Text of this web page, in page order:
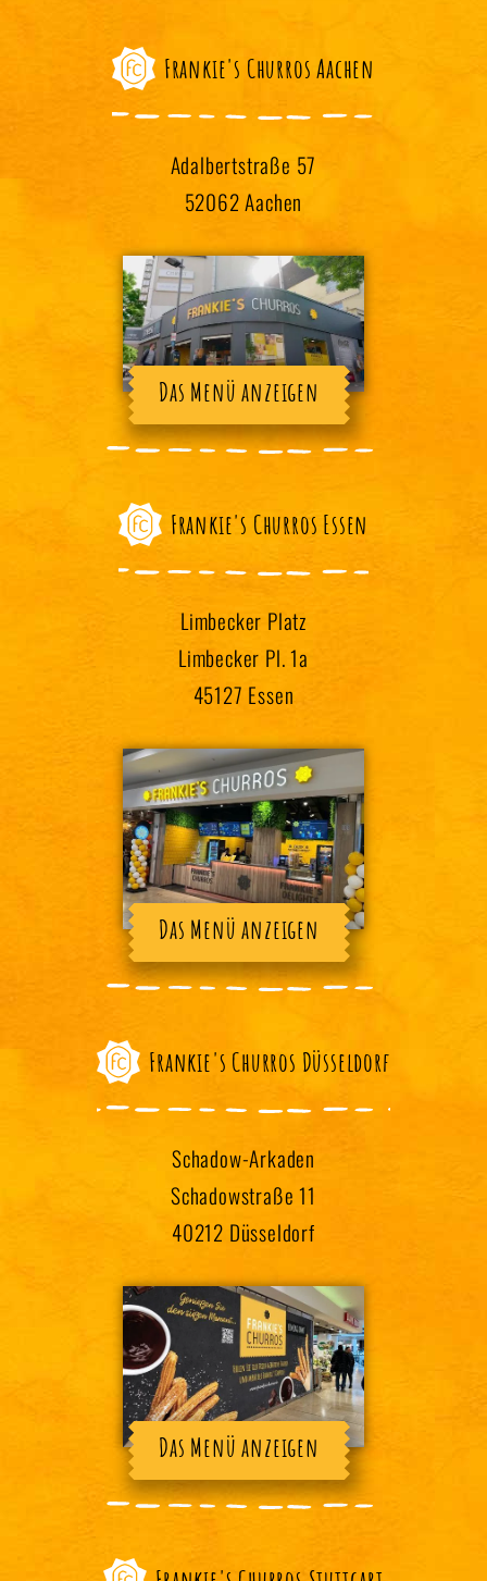
Frankie's Churros Aachen
Adalbertstraße 57
52062 Aachen
Das Menü anzeigen
Frankie's Churros Essen
Limbecker Platz
Limbecker Pl. 1a
45127 Essen
Das Menü anzeigen
Frankie's Churros Düsseldorf
Schadow-Arkaden
Schadowstraße 11
40212 Düsseldorf
Das Menü anzeigen